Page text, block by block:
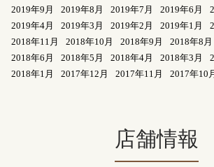
2019年9月
2019年8月 2019年7月 2019年6月
2019年4月
2019年3月 2019年2月 2019年1月
2018年11月
2018年10月 2018年9月 2018年8月
2018年6月
2018年5月 2018年4月 2018年3月
2018年1月
2017年12月 2017年11月 2017年10
店舗情報